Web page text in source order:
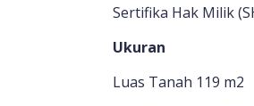
Sertifika Hak Milik
Ukuran
Luas Tanah 119 m2